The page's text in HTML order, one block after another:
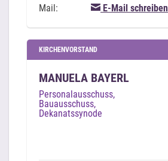
Mail:
E-Mail schreiben
KIRCHENVORSTAND
MANUELA BAYERL
Personalausschuss,
Bauausschuss,
Dekanatssynode